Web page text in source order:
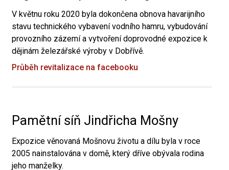
V květnu roku 2020 byla dokončena obnova havarijního
stavu technického vybavení vodního hamru, vybudování
provozního zázemí a vytvoření doprovodné expozice k
dějinám železářské výroby v Dobřívě.
Průběh revitalizace na facebooku
Pamětní síň Jindřicha Mošny
Expozice věnovaná Mošnovu životu a dílu byla v roce
2005 nainstalována v domě, který dříve obývala rodina
jeho manželky.